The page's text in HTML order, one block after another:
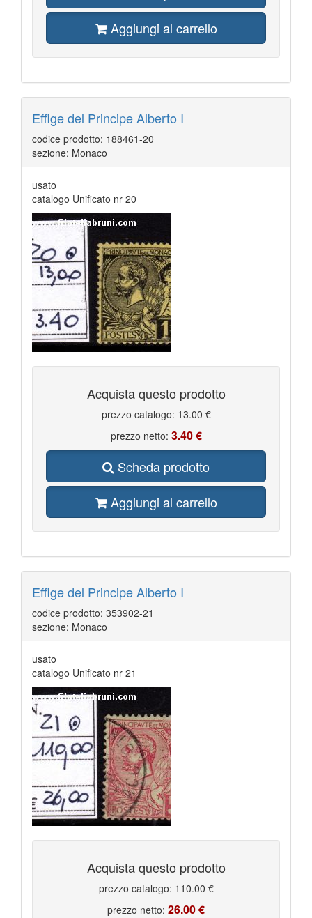
Aggiungi al carrello
Effige del Principe Alberto I
codice prodotto: 188461-20
sezione: Monaco
usato
catalogo Unificato nr 20
Acquista questo prodotto
prezzo catalogo:13.00 €
prezzo netto: 3.40 €
Scheda prodotto
Aggiungi al carrello
Effige del Principe Alberto I
codice prodotto: 353902-21
sezione: Monaco
usato
catalogo Unificato nr 21
Acquista questo prodotto
prezzo catalogo:110.00 €
prezzo netto: 26.00 €